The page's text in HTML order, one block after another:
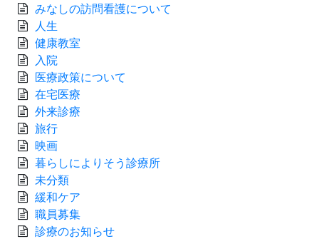
みなしの訪問看護について
人生
健康教室
入院
医療政策について
在宅医療
外来診療
旅行
映画
暮らしによりそう診療所
未分類
緩和ケア
職員募集
診療のお知らせ